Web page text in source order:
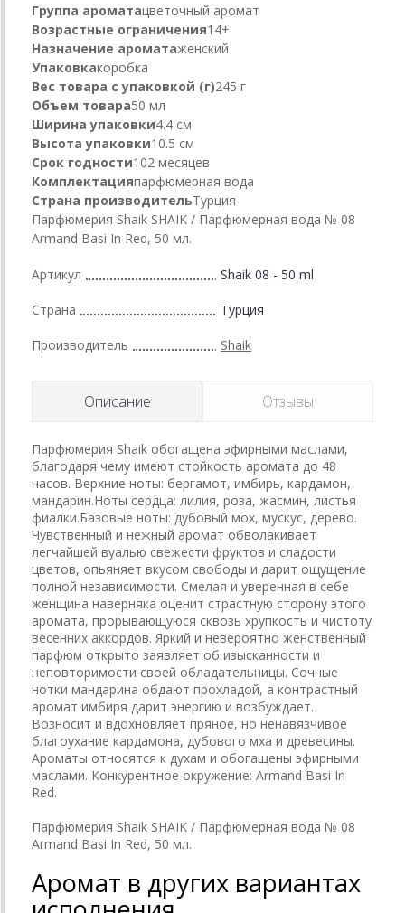
Группа ароматацветочный аромат
Возрастные ограничения14+
Назначение ароматаженский
Упаковкакоробка
Вес товара с упаковкой (г)245 г
Объем товара50 мл
Ширина упаковки4.4 см
Высота упаковки10.5 см
Срок годности102 месяцев
Комплектацияпарфюмерная вода
Страна производительТурция
Парфюмерия Shaik SHAIK / Парфюмерная вода № 08
Armand Basi In Red, 50 мл.
Артикул Shaik 08 - 50 ml
Страна Турция
Производитель Shaik
Описание Отзывы
Парфюмерия Shaik обогащена эфирными маслами,
благодаря чему имеют стойкость аромата до 48
часов. Верхние ноты: бергамот, имбирь, кардамон,
мандарин.Ноты сердца: лилия, роза, жасмин, листья
фиалки.Базовые ноты: дубовый мох, мускус, дерево.
Чувственный и нежный аромат обволакивает
легчайшей вуалью свежести фруктов и сладости
цветов, опьяняет вкусом свободы и дарит ощущение
полной независимости. Смелая и уверенная в себе
женщина наверняка оценит страстную сторону этого
аромата, прорывающуюся сквозь хрупкость и чистоту
весенних аккордов. Яркий и невероятно женственный
парфюм открыто заявляет об изысканности и
неповторимости своей обладательницы. Сочные
нотки мандарина обдают прохладой, а контрастный
аромат имбиря дарит энергию и возбуждает.
Возносит и вдохновляет пряное, но ненавязчивое
благоухание кардамона, дубового мха и древесины.
Ароматы относятся к духам и обогащены эфирными
маслами. Конкурентное окружение: Armand Basi In
Red.
Парфюмерия Shaik SHAIK / Парфюмерная вода № 08
Armand Basi In Red, 50 мл.
Аромат в других вариантах